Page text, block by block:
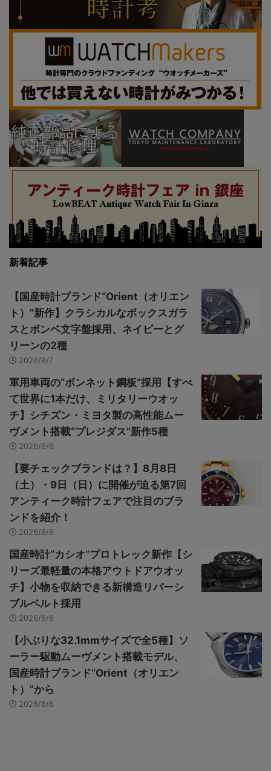
新着記事
【国産時計ブランド“Orient（オリエン
ト）”新作】クラシカルなボックスガラ
スとボンベ文字盤採用、ネイビーとグ
リーンの2種
2026/8/7
軍用車両の“ボンネット鋼板”採用【すべ
て世界に1本だけ、ミリタリーウオッ
チ】シチズン・ミヨタ製の高性能ムー
ヴメント搭載“プレジダス”新作5種
2026/8/6
【要チェックブランドは？】8月8日
（土）・9日（日）に開催が迫る第7回
アンティーク時計フェアで注目のブラ
ンドを紹介！
2026/8/6
国産時計“カシオ”プロトレック新作【シ
リーズ最軽量の本格アウトドアウオッ
チ】小物を収納できる新構造リバーシ
ブルベルト採用
2026/8/6
【小ぶりな32.1mmサイズで全5種】ソ
ーラー駆動ムーヴメント搭載モデル、
国産時計ブランド“Orient（オリエン
ト）”から
2026/8/6